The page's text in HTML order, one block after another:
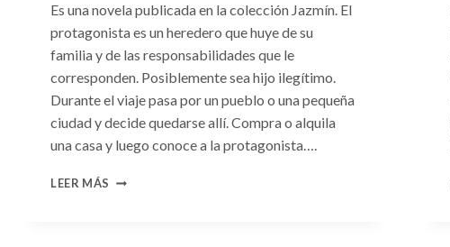
Es una novela publicada en la colección Jazmín. El
protagonista es un heredero que huye de su
familia y de las responsabilidades que le
corresponden. Posiblemente sea hijo ilegítimo.
Durante el viaje pasa por un pueblo o una pequeña
ciudad y decide quedarse allí. Compra o alquila
una casa y luego conoce a la protagonista….
LEER MÁS CONSULTA